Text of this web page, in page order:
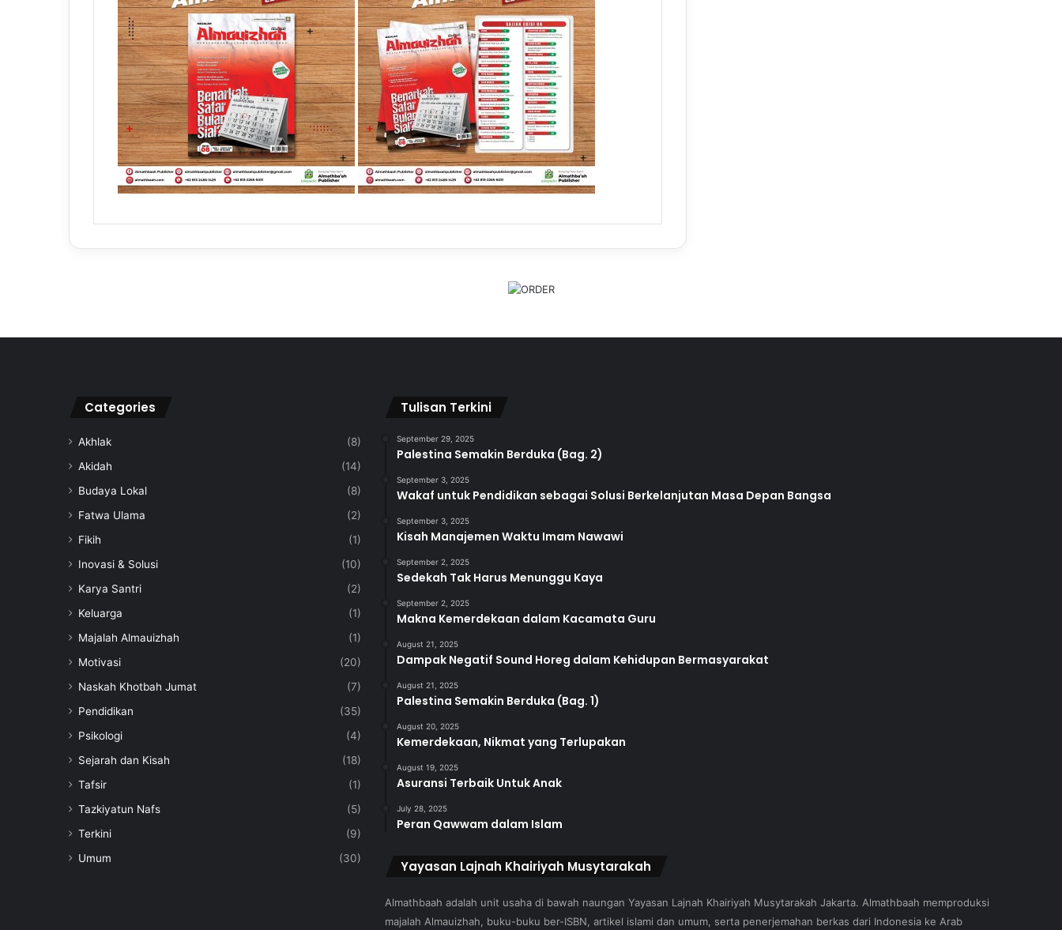
Categories
Akhlak
(8)
Akidah
(14)
Budaya Lokal
(8)
Fatwa Ulama
(2)
Fikih
(1)
Inovasi & Solusi
(10)
Karya Santri
(2)
Keluarga
(1)
Majalah Almauizhah
(1)
Motivasi
(20)
Naskah Khotbah Jumat
(7)
Pendidikan
(35)
Psikologi
(4)
Sejarah dan Kisah
(18)
Tafsir
(1)
Tazkiyatun Nafs
(5)
Terkini
(9)
Umum
(30)
Tulisan Terkini
September 29, 2025
Palestina Semakin Berduka (Bag. 2)
September 3, 2025
Wakaf untuk Pendidikan sebagai Solusi Berkelanjutan Masa Depan Bangsa
September 3, 2025
Kisah Manajemen Waktu Imam Nawawi
September 2, 2025
Sedekah Tak Harus Menunggu Kaya
September 2, 2025
Makna Kemerdekaan dalam Kacamata Guru
August 21, 2025
Dampak Negatif Sound Horeg dalam Kehidupan Bermasyarakat
August 21, 2025
Palestina Semakin Berduka (Bag. 1)
August 20, 2025
Kemerdekaan, Nikmat yang Terlupakan
August 19, 2025
Asuransi Terbaik Untuk Anak
July 28, 2025
Peran Qawwam dalam Islam
Yayasan Lajnah Khairiyah Musytarakah
Almathbaah adalah unit usaha di bawah naungan Yayasan Lajnah Khairiyah Musytarakah Jakarta. Almathbaah memproduksi
majalah Almauizhah, buku-buku ber-ISBN, artikel islami dan umum, serta penerjemahan berkas dari Indonesia ke Arab